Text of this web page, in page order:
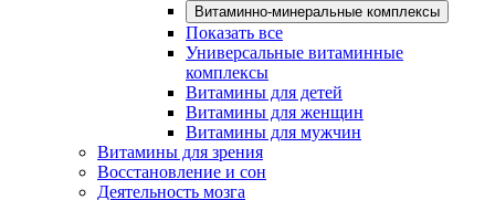
Витаминно-минеральные комплексы
Показать все
Универсальные витаминные
комплексы
Витамины для детей
Витамины для женщин
Витамины для мужчин
Витамины для зрения
Восстановление и сон
Деятельность мозга